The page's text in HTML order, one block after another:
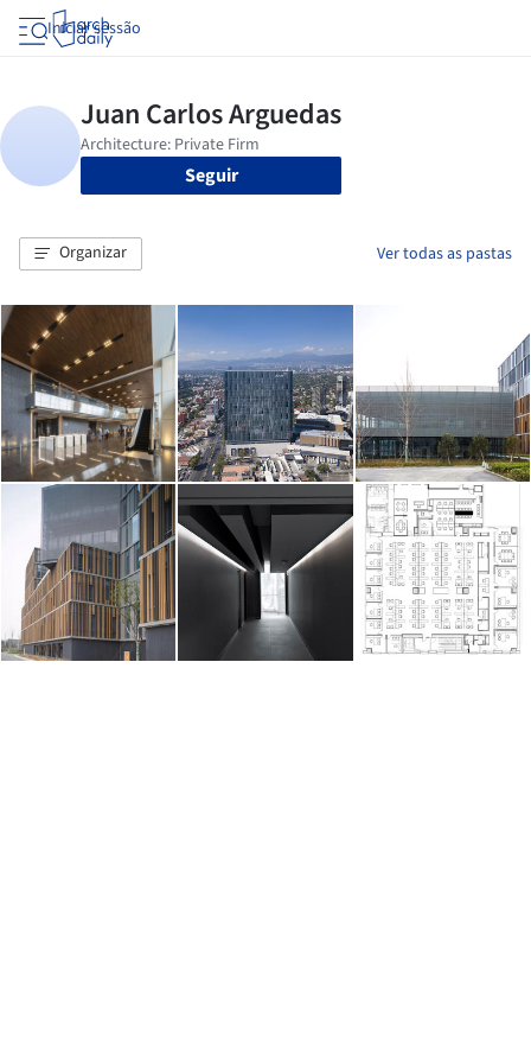
Iniciar sessão
Seguir
Organizar Ver todas as pastas